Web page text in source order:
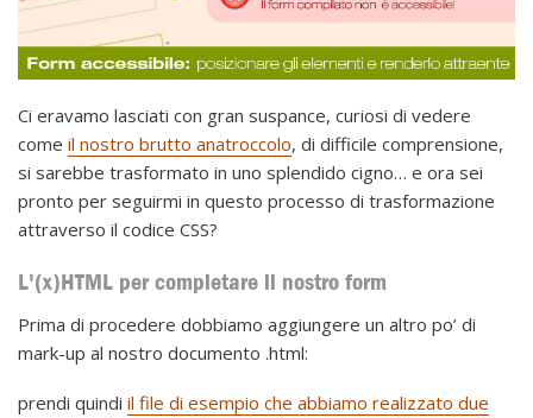
Ci eravamo lasciati con gran suspance, curiosi di vedere
come il nostro brutto anatroccolo, di difficile comprensione,
si sarebbe trasformato in uno splendido cigno… e ora sei
pronto per seguirmi in questo processo di trasformazione
attraverso il codice CSS?
L'(x)HTML per completare il nostro form
Prima di procedere dobbiamo aggiungere un altro po’ di
mark-up al nostro documento .html:
prendi quindi il file di esempio che abbiamo realizzato due